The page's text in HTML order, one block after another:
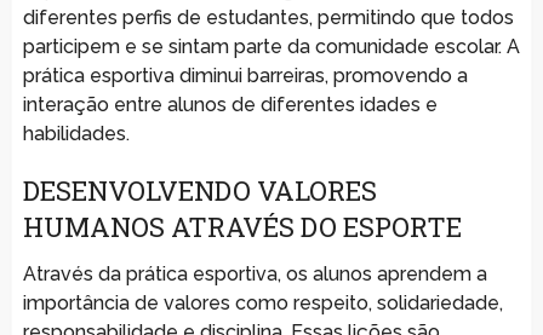
diferentes perfis de estudantes, permitindo que todos
participem e se sintam parte da comunidade escolar. A
prática esportiva diminui barreiras, promovendo a
interação entre alunos de diferentes idades e
habilidades.
DESENVOLVENDO VALORES
HUMANOS ATRAVÉS DO ESPORTE
Através da prática esportiva, os alunos aprendem a
importância de valores como respeito, solidariedade,